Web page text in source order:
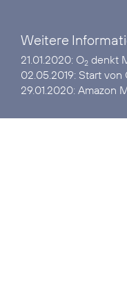
Weitere
21.01.2020: O2 denkt
02.05.2019: Start von
29.01.2020: Amazon